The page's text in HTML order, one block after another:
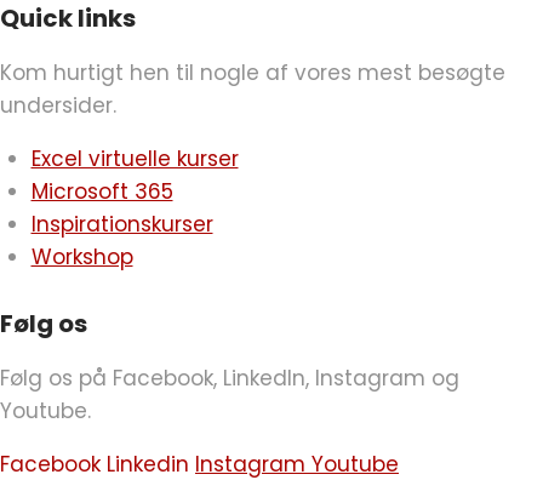
Quick links
Kom hurtigt hen til nogle af vores mest besøgte
undersider.
Excel virtuelle kurser
Microsoft 365
Inspirationskurser
Workshop
Følg os
Følg os på Facebook, LinkedIn, Instagram og
Youtube.
Facebook Linkedin Instagram Youtube